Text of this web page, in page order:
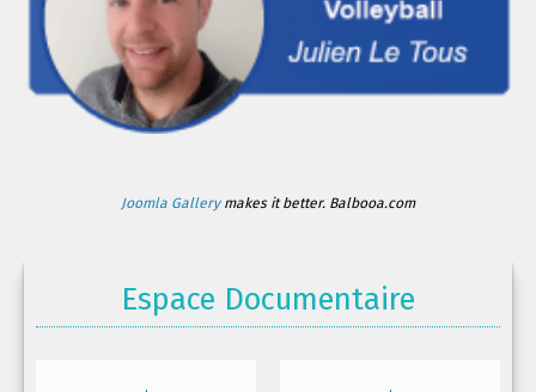
Joomla Gallerymakes it better. Balbooa.com
Espace Documentaire